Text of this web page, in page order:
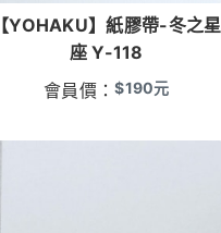
【YOHAKU】紙膠帶-冬之星
座 Y-118
會員價：$190元